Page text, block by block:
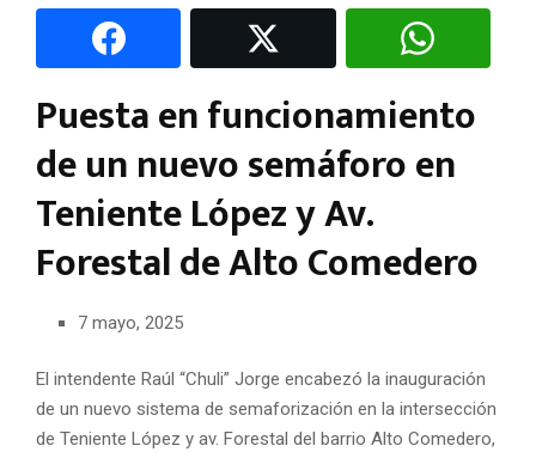
Puesta en funcionamiento
de un nuevo semáforo en
Teniente López y Av.
Forestal de Alto Comedero
7 mayo, 2025
El intendente Raúl “Chuli” Jorge encabezó la inauguración
de un nuevo sistema de semaforización en la intersección
de Teniente López y av. Forestal del barrio Alto Comedero,